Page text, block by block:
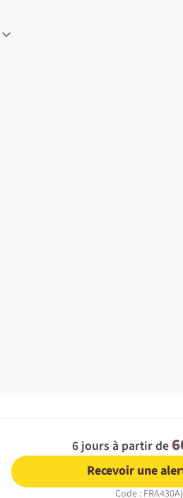
6 jours à partir de
Recevoir une
Code : FRA430